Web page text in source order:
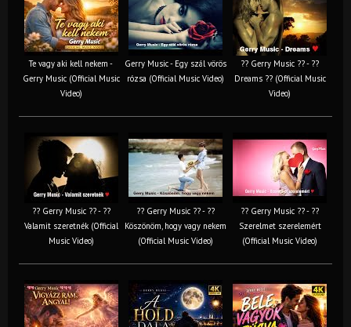
Te vagy aki kell nekem -
Gerry Music (Official Music
Video)
Gerry Music - Egy szál vörös
rózsa (Official Music Video)
?? Gerry Music ?? - ??
Dreams ?? (Official Music
Video)
?? Gerry Music ?? - ??
Valamit szeretnék (Official
Music Video)
?? Gerry Music ?? - ??
Köszönöm, hogy vagy nekem
(Official Music Video)
?? Gerry Music ?? - ??
Szerelmet szerelemért
(Official Music Video)